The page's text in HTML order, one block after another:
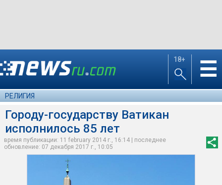
18+ ☰
РЕЛИГИЯ
Городу-государству Ватикан
исполнилось 85 лет
время публикации: 11 february 2014 г., 16:14 | последнее
обновление: 07 декабря 2017 г., 10:05